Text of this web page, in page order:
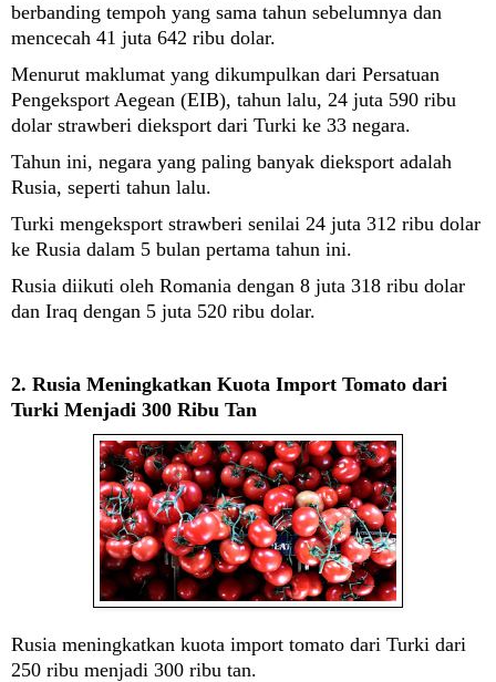
berbanding tempoh yang sama tahun sebelumnya dan
mencecah 41 juta 642 ribu dolar.
Menurut maklumat yang dikumpulkan dari Persatuan
Pengeksport Aegean (EIB), tahun lalu, 24 juta 590 ribu
dolar strawberi dieksport dari Turki ke 33 negara.
Tahun ini, negara yang paling banyak dieksport adalah
Rusia, seperti tahun lalu.
Turki mengeksport strawberi senilai 24 juta 312 ribu dolar
ke Rusia dalam 5 bulan pertama tahun ini.
Rusia diikuti oleh Romania dengan 8 juta 318 ribu dolar
dan Iraq dengan 5 juta 520 ribu dolar.
2. Rusia Meningkatkan Kuota Import Tomato dari
Turki Menjadi 300 Ribu Tan
Rusia meningkatkan kuota import tomato dari Turki dari
250 ribu menjadi 300 ribu tan.